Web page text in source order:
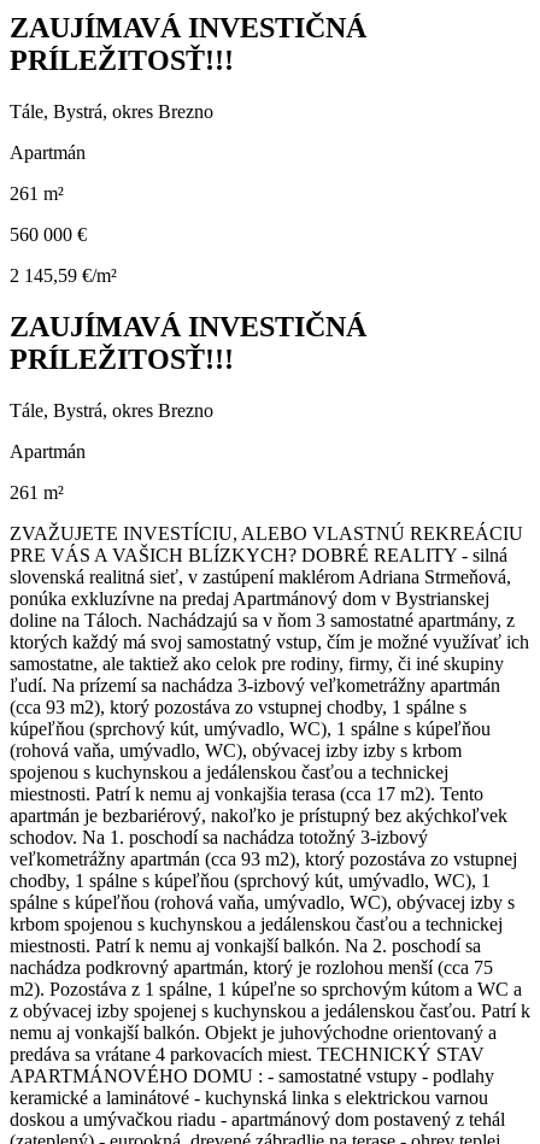
ZAUJÍMAVÁ INVESTIČNÁ
PRÍLEŽITOSŤ!!!
Tále, Bystrá, okres Brezno
Apartmán
261 m²
560 000 €
2 145,59 €/m²
ZAUJÍMAVÁ INVESTIČNÁ
PRÍLEŽITOSŤ!!!
Tále, Bystrá, okres Brezno
Apartmán
261 m²
ZVAŽUJETE INVESTÍCIU, ALEBO VLASTNÚ REKREÁCIU
PRE VÁS A VAŠICH BLÍZKYCH? DOBRÉ REALITY - silná
slovenská realitná sieť, v zastúpení maklérom Adriana Strmeňová,
ponúka exkluzívne na predaj Apartmánový dom v Bystrianskej
doline na Táloch. Nachádzajú sa v ňom 3 samostatné apartmány, z
ktorých každý má svoj samostatný vstup, čím je možné využívať ich
samostatne, ale taktiež ako celok pre rodiny, firmy, či iné skupiny
ľudí. Na prízemí sa nachádza 3-izbový veľkometrážny apartmán
(cca 93 m2), ktorý pozostáva zo vstupnej chodby, 1 spálne s
kúpeľňou (sprchový kút, umývadlo, WC), 1 spálne s kúpeľňou
(rohová vaňa, umývadlo, WC), obývacej izby izby s krbom
spojenou s kuchynskou a jedálenskou časťou a technickej
miestnosti. Patrí k nemu aj vonkajšia terasa (cca 17 m2). Tento
apartmán je bezbariérový, nakoľko je prístupný bez akýchkoľvek
schodov. Na 1. poschodí sa nachádza totožný 3-izbový
veľkometrážny apartmán (cca 93 m2), ktorý pozostáva zo vstupnej
chodby, 1 spálne s kúpeľňou (sprchový kút, umývadlo, WC), 1
spálne s kúpeľňou (rohová vaňa, umývadlo, WC), obývacej izby s
krbom spojenou s kuchynskou a jedálenskou časťou a technickej
miestnosti. Patrí k nemu aj vonkajší balkón. Na 2. poschodí sa
nachádza podkrovný apartmán, ktorý je rozlohou menší (cca 75
m2). Pozostáva z 1 spálne, 1 kúpeľne so sprchovým kútom a WC a
z obývacej izby spojenej s kuchynskou a jedálenskou časťou. Patrí k
nemu aj vonkajší balkón. Objekt je juhovýchodne orientovaný a
predáva sa vrátane 4 parkovacích miest. TECHNICKÝ STAV
APARTMÁNOVÉHO DOMU : - samostatné vstupy - podlahy
keramické a laminátové - kuchynská linka s elektrickou varnou
doskou a umývačkou riadu - apartmánový dom postavený z tehál